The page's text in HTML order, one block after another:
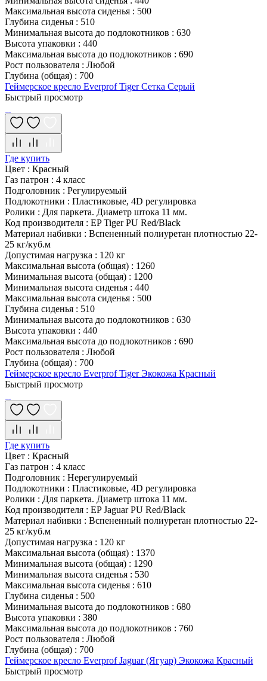
Максимальная высота сиденья : 500
Глубина сиденья : 510
Минимальная высота до подлокотников : 630
Высота упаковки : 440
Максимальная высота до подлокотников : 690
Рост пользователя : Любой
Глубина (общая) : 700
Геймерское кресло Everprof Tiger Сетка Серый
Быстрый просмотр
Где купить
Цвет : Красный
Газ патрон : 4 класс
Подголовник : Регулируемый
Подлокотники : Пластиковые, 4D регулировка
Ролики : Для паркета. Диаметр штока 11 мм.
Код производителя : EP Tiger PU Red/Black
Материал набивки : Вспененный полиуретан плотностью 22-
25 кг/куб.м
Допустимая нагрузка : 120 кг
Максимальная высота (общая) : 1260
Минимальная высота (общая) : 1200
Минимальная высота сиденья : 440
Максимальная высота сиденья : 500
Глубина сиденья : 510
Минимальная высота до подлокотников : 630
Высота упаковки : 440
Максимальная высота до подлокотников : 690
Рост пользователя : Любой
Глубина (общая) : 700
Геймерское кресло Everprof Tiger Экокожа Красный
Быстрый просмотр
Где купить
Цвет : Красный
Газ патрон : 4 класс
Подголовник : Нерегулируемый
Подлокотники : Пластиковые, 4D регулировка
Ролики : Для паркета. Диаметр штока 11 мм.
Код производителя : EP Jaguar PU Red/Black
Материал набивки : Вспененный полиуретан плотностью 22-
25 кг/куб.м
Допустимая нагрузка : 120 кг
Максимальная высота (общая) : 1370
Минимальная высота (общая) : 1290
Минимальная высота сиденья : 530
Максимальная высота сиденья : 610
Глубина сиденья : 500
Минимальная высота до подлокотников : 680
Высота упаковки : 380
Максимальная высота до подлокотников : 760
Рост пользователя : Любой
Глубина (общая) : 700
Геймерское кресло Everprof Jaguar (Ягуар) Экокожа Красный
Быстрый просмотр